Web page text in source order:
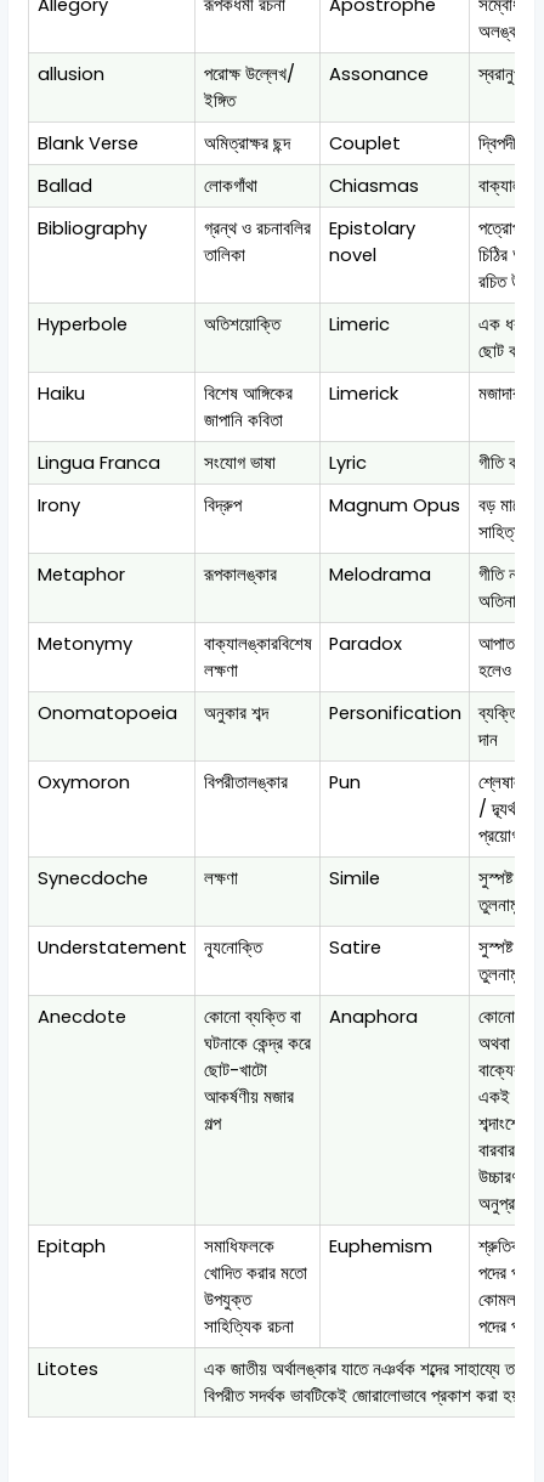
Allegory রূপকধর্মী রচনা Apostrophe
সম্বোধন
অলঙ্কার
allusion
পরোক্ষ উল্লেখ/
ইঙ্গিত
Assonance স্বরানুপ্রাস
Blank Verse অমিত্রাক্ষর ছন্দ Couplet
দ্বিপদী
Ballad
লোকগাঁথা Chiasmas
Bibliography
গ্রন্থ ও রচনাবলির
তালিকা
Epistolary
novel
চিঠির
রচিত
Hyperbole
অতিশয়োক্তি Limeric
এক ধরনের
ছোট কবিতা
Haiku
বিশেষ আঙ্গিকের
জাপানি কবিতা
Limerick মজাদার
Lingua Franca সংযোগ ভাষা Lyric
গীতি কবিতা
Irony
বিদ্রুপ Magnum Opus
বড় মাপের
সাহিত্যকর্ম
Metaphor
রূপকালঙ্কার Melodrama
গীতি
অতিনাটক
Metonymy
বাক্যালঙ্কারবিশেষ
লক্ষণা
Paradox
আপাত
হলেও সত্য
Onomatopoeia
অনুকার শব্দ Personification
ব্যক্তিরূপ
দান
Oxymoron
বিপরীতালঙ্কার Pun
/ দ্ব্যর্থক
প্রয়োগ
Synecdoche
লক্ষণা Simile
সুস্পষ্ট
তুলনামূলক
Understatement
ন্যূনোক্তি Satire
সুস্পষ্ট
তুলনামূলক
Anecdote
কোনো ব্যক্তি বা
ঘটনাকে কেন্দ্র করে
ছোট-খাটো
আকর্ষণীয় মজার
গল্প
Anaphora
কোনো বাণী
অথবা
বাক্যের
একই শব্দ
শব্দাংশের
বারবার
উচ্চারণ বা
অনুপ্রাস
Epitaph
সমাধিফলকে
খোদিত করার মতো
উপযুক্ত
সাহিত্যিক রচনা
Euphemism
শ্রুতিকটু
পদের
কোমলতর
পদের
Litotes
এক জাতীয় অর্থালঙ্কার যাতে নঞর্থক শব্দের সাহায্যে তার
বিপরীত সদর্থক ভাবটিকেই জোরালোভাবে প্রকাশ করা হয়